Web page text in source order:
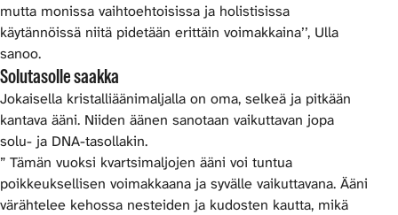
mutta monissa vaihtoehtoisissa ja holistisissa
käytännöissä niitä pidetään erittäin voimakkaina’’, Ulla
sanoo.
Solutasolle saakka
Jokaisella kristalliäänimaljalla on oma, selkeä ja pitkään
kantava ääni. Niiden äänen sanotaan vaikuttavan jopa
solu- ja DNA-tasollakin.
” Tämän vuoksi kvartsimaljojen ääni voi tuntua
poikkeuksellisen voimakkaana ja syvälle vaikuttavana. Ääni
värähtelee kehossa nesteiden ja kudosten kautta, mikä